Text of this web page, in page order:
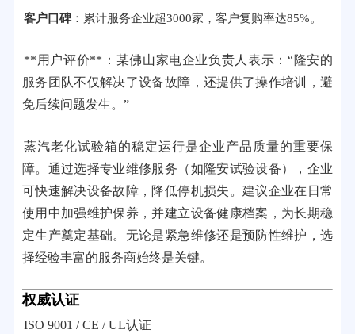
客户口碑：累计服务企业超3000家，客户复购率达85%。
**用户评价**：某佛山家电企业负责人表示：“隆安的
服务团队不仅解决了设备故障，还提供了操作培训，避
免后续问题发生。”
蒸汽老化试验箱的稳定运行是企业产品质量的重要保
障。通过选择专业维修服务（如隆安试验设备），企业
可快速解决设备故障，降低停机损失。建议企业在日常
使用中加强维护保养，并建立设备健康档案，为长期稳
定生产奠定基础。无论是紧急维修还是预防性维护，选
择经验丰富的服务商始终是关键。
权威认证
ISO 9001 / CE / UL认证